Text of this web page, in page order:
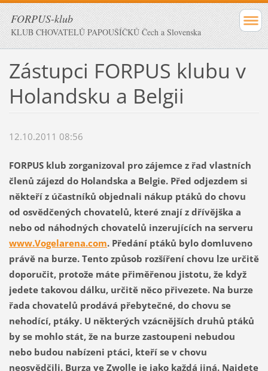
FORPUS-klub
KLUB CHOVATELŮ PAPOUŠÍČKŮ Čech a Slovenska
Zástupci FORPUS klubu v
Holandsku a Belgii
12.10.2011 08:56
FORPUS klub zorganizoval pro zájemce z řad vlastních
členů zájezd do Holandska a Belgie. Před odjezdem si
někteří z účastníků objednali nákup ptáků do chovu
od osvědčených chovatelů, které znají z dřívějška a
nebo od náhodných chovatelů inzerujících na serveru
www.Vogelarena.com. Předání ptáků bylo domluveno
právě na burze. Tento způsob rozšíření chovu lze určitě
doporučit, protože máte přiměřenou jistotu, že když
jedete takovou dálku, určitě něco přivezete. Na burze
řada chovatelů prodává přebytečné, do chovu se
nehodící, ptáky. U některých vzácnějších druhů ptáků
by se mohlo stát, že na burze zastoupeni nebudou
nebo budou nabízeni ptáci, kteří se v chovu
neosvědčili. Burza ve Zwolle je jako každá jiná. Najdete